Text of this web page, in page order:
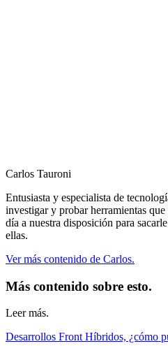
Carlos Tauroni
Entusiasta y especialista de
investigar y probar herramientas
día a nuestra disposición para
ellas.
Ver más contenido de Carlos.
Más contenido sobre esto.
Leer más.
Desarrollos Front Híbridos, ¿cómo